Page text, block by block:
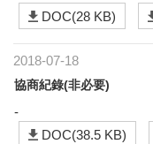
DOC(28 KB)
2018-07-18
協商紀錄(非必要)
-
DOC(38.5 KB)